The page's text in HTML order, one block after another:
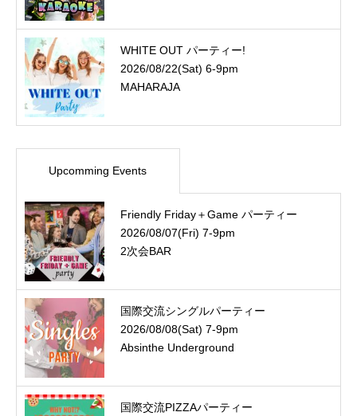
WHITE OUT パーティー!
2026/08/22(Sat) 6-9pm
MAHARAJA
Upcomming Events
Friendly Friday＋Game パーティー
2026/08/07(Fri) 7-9pm
2次会BAR
国際交流シングルパーティー
2026/08/08(Sat) 7-9pm
Absinthe Underground
国際交流PIZZAパーティー